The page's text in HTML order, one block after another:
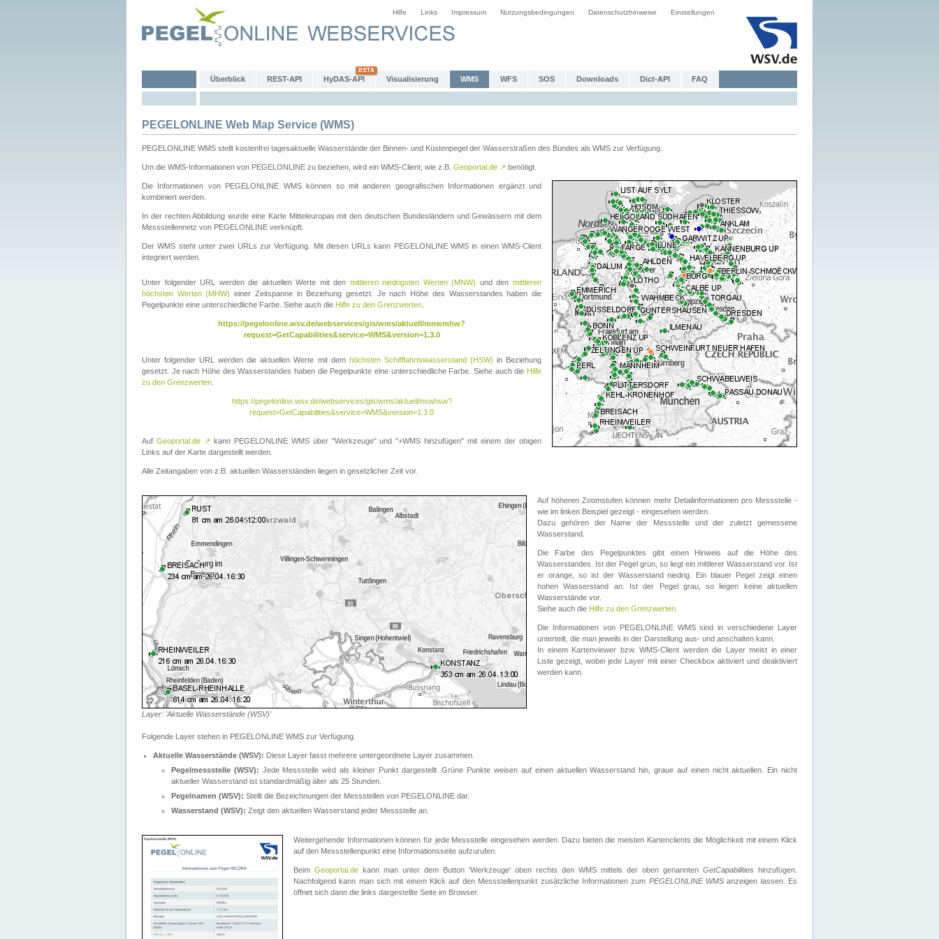
Hilfe Links Impressum Nutzungsbedingungen Datenschutzhinweise Einstellungen
Überblick REST-API HyDAS-API Visualisierung WMS WFS SOS Downloads Dict-API FAQ
PEGELONLINE Web Map Service (WMS)
PEGELONLINE WMS stellt kostenfrei tagesaktuelle Wasserstände der Binnen- und Küstenpegel der Wasserstraßen des Bundes als WMS zur Verfügung.
Um die WMS-Informationen von PEGELONLINE zu beziehen, wird ein WMS-Client, wie z.B. Geoportal.de ↗ benötigt.
Die Informationen von PEGELONLINE WMS können so mit anderen geografischen Informationen ergänzt und
kombiniert werden.
In der rechten Abbildung wurde eine Karte Mitteleuropas mit den deutschen Bundesländern und Gewässern mit dem
Messstellennetz von PEGELONLINE verknüpft.
Der WMS steht unter zwei URLs zur Verfügung. Mit diesen URLs kann PEGELONLINE WMS in einen WMS-Client
integriert werden.
Unter folgender URL werden die aktuellen Werte mit den mittleren niedrigsten Werten (MNW) und denmittleren
höchsten Werten (MHW) einer Zeitspanne in Beziehung gesetzt. Je nach Höhe des Wasserstandes haben die
Pegelpunkte eine unterschiedliche Farbe. Siehe auch die Hilfe zu den Grenzwerten
https://pegelonline.wsv.de/webservices/gis/wms/aktuell/mnwmhw?
request=GetCapabilities&service=WMS&version=1.3.0
Unter folgender URL werden die aktuellen Werte mit dem höchsten Schifffahrtswasserstand (HSW) in Beziehung
gesetzt. Je nach Höhe des Wasserstandes haben die Pegelpunkte eine unterschiedliche Farbe. Siehe auch die Hilfe
zu den Grenzwerten
https://pegelonline.wsv.de/webservices/gis/wms/aktuell/nswhsw?
request=GetCapabilities&service=WMS&version=1.3.0
Auf Geoportal.de ↗ kann PEGELONLINE WMS über "Werkzeuge" und "+WMS hinzufügen" mit einem der obigen
Links auf der Karte dargestellt werden.
Alle Zeitangaben von z.B. aktuellen Wasserständen liegen in gesetzlicher Zeit vor.
Layer: 'Aktuelle Wasserstände (WSV)'
Auf höheren Zoomstufen können mehr Detailinformationen pro Messstelle -
wie im linken Beispiel gezeigt - eingesehen werden.
Dazu gehören der Name der Messstelle und der zuletzt gemessene
Wasserstand.
Die Farbe des Pegelpunktes gibt einen Hinweis auf die Höhe des
Wasserstandes. Ist der Pegel grün, so liegt ein mittlerer Wasserstand vor. Ist
er orange, so ist der Wasserstand niedrig. Ein blauer Pegel zeigt einen
hohen Wasserstand an. Ist der Pegel grau, so liegen keine aktuellen
Wasserstände vor.
Siehe auch die Hilfe zu den Grenzwerten
Die Informationen von PEGELONLINE WMS sind in verschiedene Layer
unterteilt, die man jeweils in der Darstellung aus- und anschalten kann.
In einem Kartenviewer bzw. WMS-Client werden die Layer meist in einer
Liste gezeigt, wobei jede Layer mit einer Checkbox aktiviert und deaktiviert
werden kann.
Folgende Layer stehen in PEGELONLINE WMS zur Verfügung.
Aktuelle Wasserstände (WSV): Diese Layer fasst mehrere untergeordnete Layer zusammen.
Pegelmessstelle (WSV): Jede Messstelle wird als kleiner Punkt dargestellt. Grüne Punkte weisen auf einen aktuellen Wasserstand hin, graue auf einen nicht aktuellen. Ein nicht
aktueller Wasserstand ist standardmäßig älter als 25 Stunden.
Pegelnamen (WSV): Stellt die Bezeichnungen der Messstellen von PEGELONLINE dar.
Wasserstand (WSV): Zeigt den aktuellen Wasserstand jeder Messstelle an.
Weitergehende Informationen können für jede Messstelle eingesehen werden. Dazu bieten die meisten Kartenclients die Möglichkeit mit einem Klick
auf den Messstellenpunkt eine Informationsseite aufzurufen.
Beim Geoportal.de kann man unter dem Button 'Werkzeuge' oben rechts den WMS mittels der oben genannten GetCapabilities hinzufügen.
Nachfolgend kann man sich mit einem Klick auf den Messstellenpunkt zusätzliche Informationen zum PEGELONLINE WMSanzeigen lassen. Es
öffnet sich dann die links dargestellte Seite im Browser.